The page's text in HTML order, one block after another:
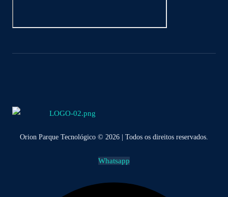
Orion Parque Tecnológico © 2026 | Todos os direitos reservados.
Whatsapp